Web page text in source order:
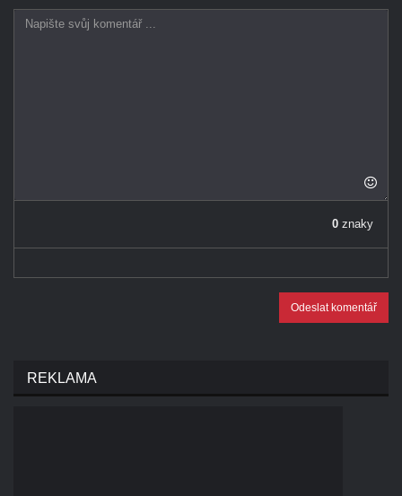
0 znaky
Odeslat komentář
REKLAMA